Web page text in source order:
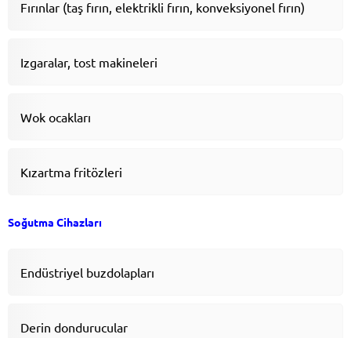
Fırınlar (taş fırın, elektrikli fırın, konveksiyonel fırın)
Izgaralar, tost makineleri
Wok ocakları
Kızartma fritözleri
Soğutma Cihazları
Endüstriyel buzdolapları
Derin dondurucular